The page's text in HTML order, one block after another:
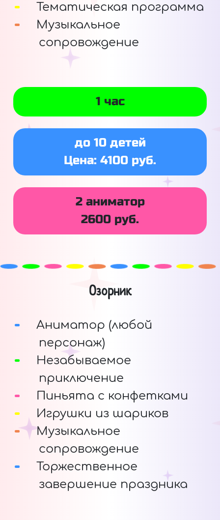
Тематическая программа
Музыкальное
сопровождение
1 час
до 10 детей
Цена: 4100 руб.
2 аниматор
2600 руб.
Озорник
Аниматор (любой
персонаж)
Незабываемое
приключение
Пиньята с конфетками
Игрушки из шариков
Музыкальное
сопровождение
Торжественное
завершение праздника